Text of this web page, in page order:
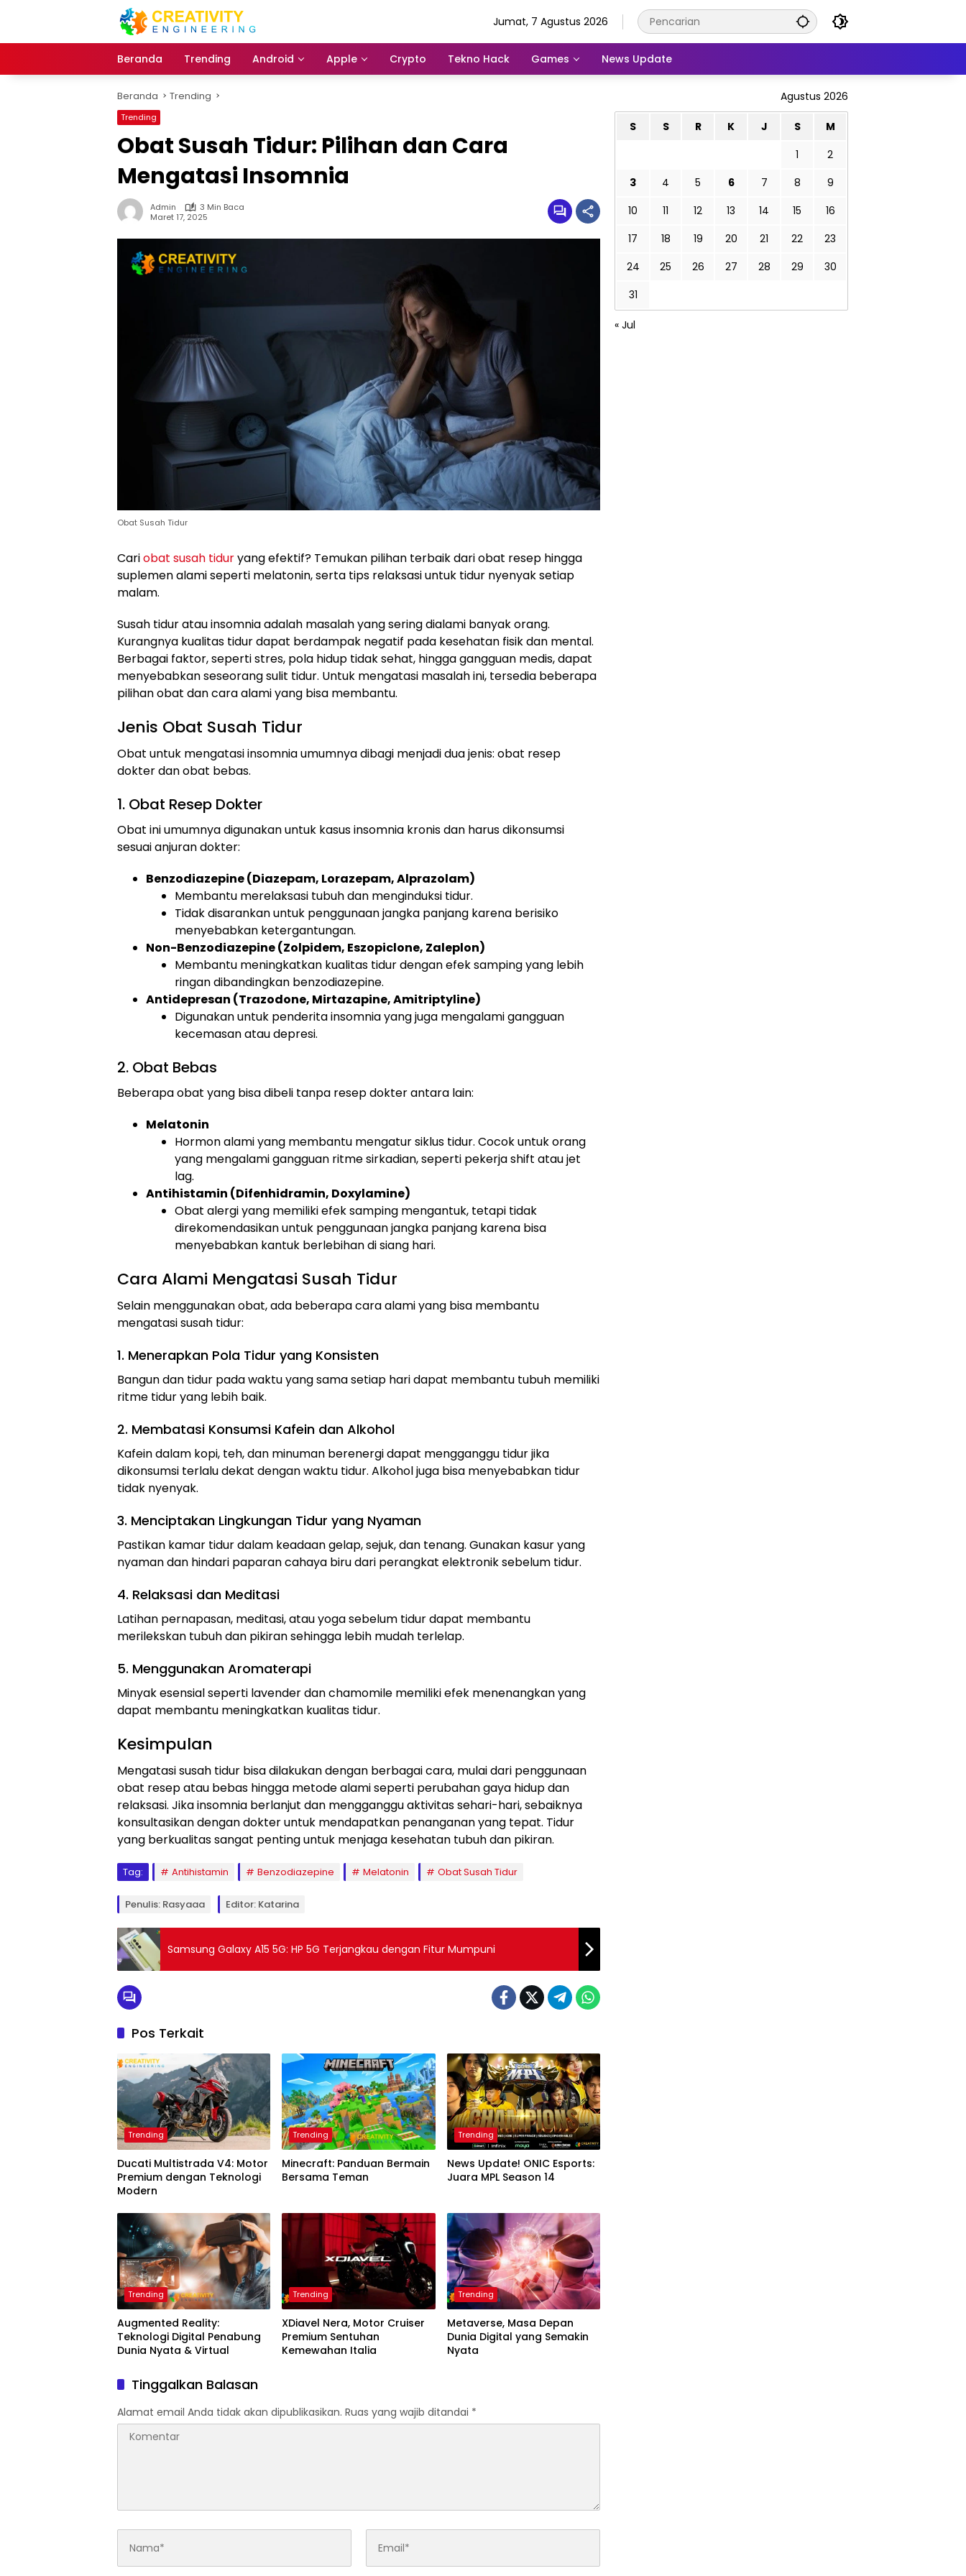
Jumat, 7 Agustus 2026
Beranda Trending Android Apple Crypto Tekno Hack Games News Update
Beranda Trending
Trending
Obat Susah Tidur: Pilihan dan Cara
Mengatasi Insomnia
Admin
3 Min Baca
Maret 17, 2025
Obat Susah Tidur
Cariobat susah tiduryang efektif? Temukan pilihan terbaik dari obat resep hingga
suplemen alami seperti melatonin, serta tips relaksasi untuk tidur nyenyak setiap
malam.
Susah tidur atau insomnia adalah masalah yang sering dialami banyak orang.
Kurangnya kualitas tidur dapat berdampak negatif pada kesehatan fisik dan mental.
Berbagai faktor, seperti stres, pola hidup tidak sehat, hingga gangguan medis, dapat
menyebabkan seseorang sulit tidur. Untuk mengatasi masalah ini, tersedia beberapa
pilihan obat dan cara alami yang bisa membantu.
Jenis Obat Susah Tidur
Obat untuk mengatasi insomnia umumnya dibagi menjadi dua jenis: obat resep
dokter dan obat bebas.
1. Obat Resep Dokter
Obat ini umumnya digunakan untuk kasus insomnia kronis dan harus dikonsumsi
sesuai anjuran dokter:
Benzodiazepine (Diazepam, Lorazepam, Alprazolam)
Membantu merelaksasi tubuh dan menginduksi tidur.
Tidak disarankan untuk penggunaan jangka panjang karena berisiko
menyebabkan ketergantungan.
Non-Benzodiazepine (Zolpidem, Eszopiclone, Zaleplon)
Membantu meningkatkan kualitas tidur dengan efek samping yang lebih
ringan dibandingkan benzodiazepine.
Antidepresan (Trazodone, Mirtazapine, Amitriptyline)
Digunakan untuk penderita insomnia yang juga mengalami gangguan
kecemasan atau depresi.
2. Obat Bebas
Beberapa obat yang bisa dibeli tanpa resep dokter antara lain:
Melatonin
Hormon alami yang membantu mengatur siklus tidur. Cocok untuk orang
yang mengalami gangguan ritme sirkadian, seperti pekerja shift atau jet
lag.
Antihistamin (Difenhidramin, Doxylamine)
Obat alergi yang memiliki efek samping mengantuk, tetapi tidak
direkomendasikan untuk penggunaan jangka panjang karena bisa
menyebabkan kantuk berlebihan di siang hari.
Cara Alami Mengatasi Susah Tidur
Selain menggunakan obat, ada beberapa cara alami yang bisa membantu
mengatasi susah tidur:
1. Menerapkan Pola Tidur yang Konsisten
Bangun dan tidur pada waktu yang sama setiap hari dapat membantu tubuh memiliki
ritme tidur yang lebih baik.
2. Membatasi Konsumsi Kafein dan Alkohol
Kafein dalam kopi, teh, dan minuman berenergi dapat mengganggu tidur jika
dikonsumsi terlalu dekat dengan waktu tidur. Alkohol juga bisa menyebabkan tidur
tidak nyenyak.
3. Menciptakan Lingkungan Tidur yang Nyaman
Pastikan kamar tidur dalam keadaan gelap, sejuk, dan tenang. Gunakan kasur yang
nyaman dan hindari paparan cahaya biru dari perangkat elektronik sebelum tidur.
4. Relaksasi dan Meditasi
Latihan pernapasan, meditasi, atau yoga sebelum tidur dapat membantu
merilekskan tubuh dan pikiran sehingga lebih mudah terlelap.
5. Menggunakan Aromaterapi
Minyak esensial seperti lavender dan chamomile memiliki efek menenangkan yang
dapat membantu meningkatkan kualitas tidur.
Kesimpulan
Mengatasi susah tidur bisa dilakukan dengan berbagai cara, mulai dari penggunaan
obat resep atau bebas hingga metode alami seperti perubahan gaya hidup dan
relaksasi. Jika insomnia berlanjut dan mengganggu aktivitas sehari-hari, sebaiknya
konsultasikan dengan dokter untuk mendapatkan penanganan yang tepat. Tidur
yang berkualitas sangat penting untuk menjaga kesehatan tubuh dan pikiran.
Tag: Antihistamin Benzodiazepine Melatonin Obat Susah Tidur
Penulis: Rasyaaa Editor: Katarina
Samsung Galaxy A15 5G: HP 5G Terjangkau dengan Fitur Mumpuni
Pos Terkait
Trending
Ducati Multistrada V4: Motor
Premium dengan Teknologi
Modern
Trending
Minecraft: Panduan Bermain
Bersama Teman
Trending
News Update! ONIC Esports:
Juara MPL Season 14
Trending
Augmented Reality:
Teknologi Digital Penabung
Dunia Nyata & Virtual
Trending
XDiavel Nera, Motor Cruiser
Premium Sentuhan
Kemewahan Italia
Trending
Metaverse, Masa Depan
Dunia Digital yang Semakin
Nyata
Tinggalkan Balasan
Alamat email Anda tidak akan dipublikasikan. Ruas yang wajib ditandai *
Agustus 2026
S S R K J S
M
1
2
3
4 5 6 7 8
9
10
11 12 13 14 15
16
17
18 19 20 21 22
23
24
25 26 27 28 29
30
31
« Jul